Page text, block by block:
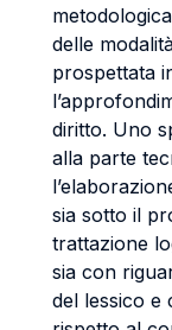
delle
prospettata
diritto. Uno
alla parte
sia sotto il
trattazione
sia con
del lessico e